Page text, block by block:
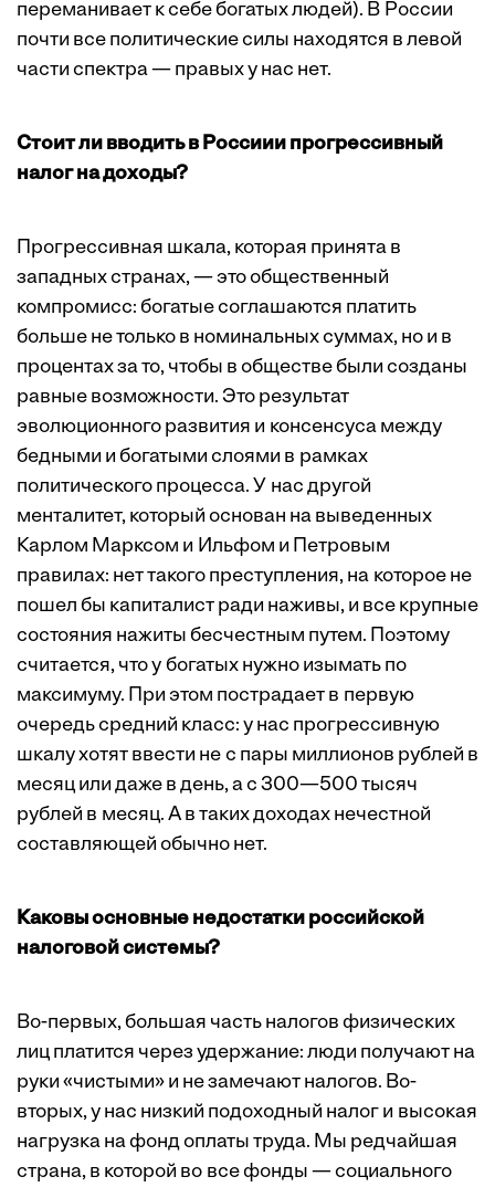
переманивает к себе богатых людей). В России
почти все политические силы находятся в левой
части спектра — правых у нас нет.
Стоит ли вводить в Россиии прогрессивный
налог на доходы?
Прогрессивная шкала, которая принята в
западных странах, — это общественный
компромисс: богатые соглашаются платить
больше не только в номинальных суммах, но и в
процентах за то, чтобы в обществе были созданы
равные возможности. Это результат
эволюционного развития и консенсуса между
бедными и богатыми слоями в рамках
политического процесса. У нас другой
менталитет, который основан на выведенных
Карлом Марксом и Ильфом и Петровым
правилах: нет такого преступления, на которое не
пошел бы капиталист ради наживы, и все крупные
состояния нажиты бесчестным путем. Поэтому
считается, что у богатых нужно изымать по
максимуму. При этом пострадает в первую
очередь средний класс: у нас прогрессивную
шкалу хотят ввести не с пары миллионов рублей в
месяц или даже в день, а с 300—500 тысяч
рублей в месяц. А в таких доходах нечестной
составляющей обычно нет.
Каковы основные недостатки российской
налоговой системы?
Во-первых, большая часть налогов физических
лиц платится через удержание: люди получают на
руки «чистыми» и не замечают налогов. Во-
вторых, у нас низкий подоходный налог и высокая
нагрузка на фонд оплаты труда. Мы редчайшая
страна, в которой во все фонды — социального